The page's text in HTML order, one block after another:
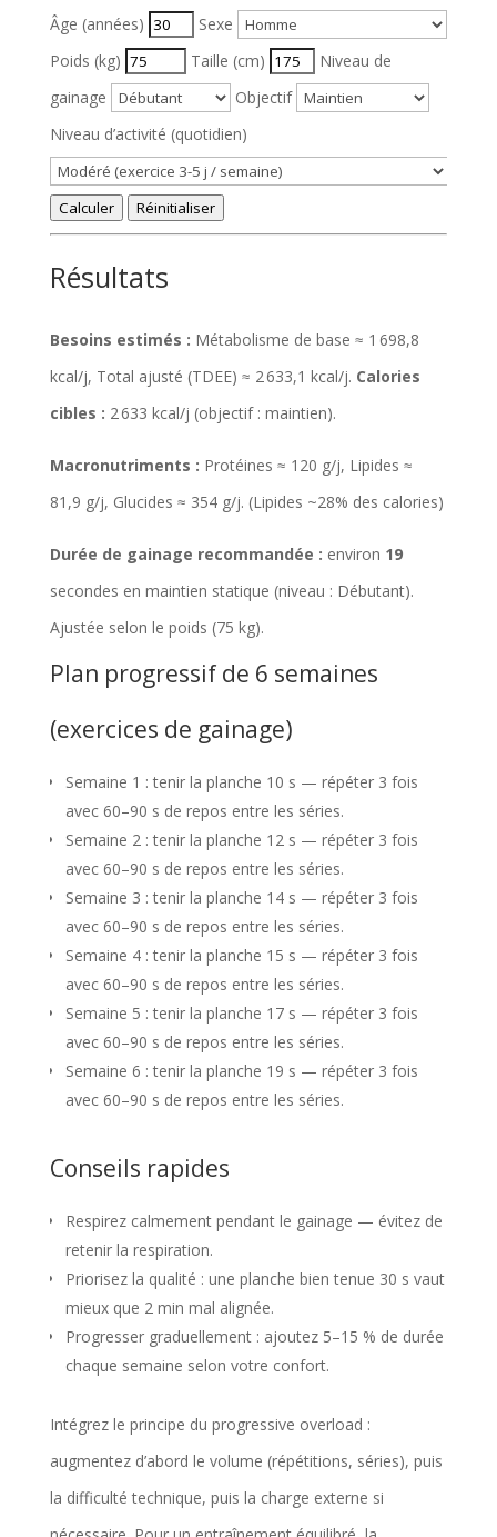
F
o
r
m
u
r
r
s
e
i
a
l
e
,
Âge (années)
Sexe
Poids (kg)
Taille (cm)
Niveau de
gainage
Objectif
Niveau d’activité (quotidien)
Calculer Réinitialiser
Résultats
Besoins estimés : Métabolisme de base ≈ 1 698,8
kcal/j, Total ajusté (TDEE) ≈ 2 633,1 kcal/j. Calories
cibles : 2 633 kcal/j (objectif : maintien).
Macronutriments : Protéines ≈ 120 g/j, Lipides ≈
81,9 g/j, Glucides ≈ 354 g/j. (Lipides ~28% des calories)
Durée de gainage recommandée : environ 19
secondes en maintien statique (niveau : Débutant).
Ajustée selon le poids (75 kg).
Plan progressif de 6 semaines
(exercices de gainage)
Semaine 1 : tenir la planche 10 s — répéter 3 fois
avec 60–90 s de repos entre les séries.
Semaine 2 : tenir la planche 12 s — répéter 3 fois
avec 60–90 s de repos entre les séries.
Semaine 3 : tenir la planche 14 s — répéter 3 fois
avec 60–90 s de repos entre les séries.
Semaine 4 : tenir la planche 15 s — répéter 3 fois
avec 60–90 s de repos entre les séries.
Semaine 5 : tenir la planche 17 s — répéter 3 fois
avec 60–90 s de repos entre les séries.
Semaine 6 : tenir la planche 19 s — répéter 3 fois
avec 60–90 s de repos entre les séries.
Conseils rapides
Respirez calmement pendant le gainage — évitez de
retenir la respiration.
Priorisez la qualité : une planche bien tenue 30 s vaut
mieux que 2 min mal alignée.
Progresser graduellement : ajoutez 5–15 % de durée
chaque semaine selon votre confort.
Intégrez le principe du progressive overload :
augmentez d’abord le volume (répétitions, séries), puis
la difficulté technique, puis la charge externe si